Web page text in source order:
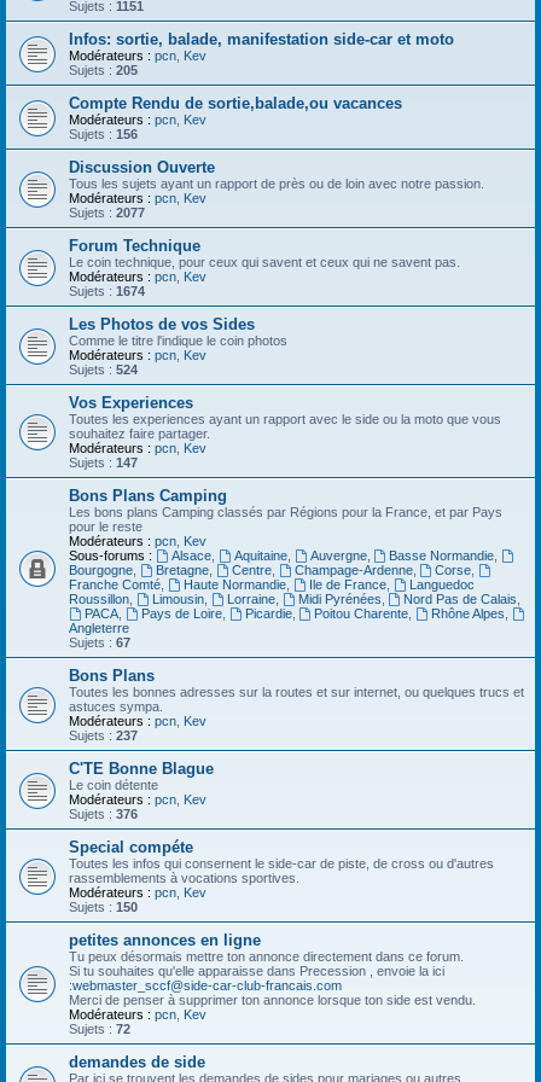
Sujets : 1151
Infos: sortie, balade, manifestation side-car et moto
Modérateurs : pcn Kev
Sujets : 205
Compte Rendu de sortie,balade,ou vacances
Modérateurs : pcn Kev
Sujets : 156
Discussion Ouverte
Tous les sujets ayant un rapport de près ou de loin avec notre passion.
Modérateurs : pcn Kev
Sujets : 2077
Forum Technique
Le coin technique, pour ceux qui savent et ceux qui ne savent pas.
Modérateurs : pcn Kev
Sujets : 1674
Les Photos de vos Sides
Comme le titre l'indique le coin photos
Modérateurs : pcn Kev
Sujets : 524
Vos Experiences
Toutes les experiences ayant un rapport avec le side ou la moto que vous
souhaitez faire partager.
Modérateurs : pcn Kev
Sujets : 147
Bons Plans Camping
Les bons plans Camping classés par Régions pour la France, et par Pays
pour le reste
Modérateurs : pcn Kev
Sous-forums :
Alsace, Aquitaine, Auvergne, Basse Normandie
Bourgogne
Bretagne, Centre, Champage-Ardenne, Corse
Franche Comté
Haute Normandie, Ile de France,
Languedoc
Roussillon
Limousin, Lorraine, Midi Pyrénées Nord Pas de Calais
PACA, Pays de Loire, Picardie, Poitou Charente Rhône Alpes
Angleterre
Sujets : 67
Bons Plans
Toutes les bonnes adresses sur la routes et sur internet, ou quelques trucs et
astuces sympa.
Modérateurs : pcn Kev
Sujets : 237
C'TE Bonne Blague
Le coin détente
Modérateurs : pcn Kev
Sujets : 376
Special compéte
Toutes les infos qui consernent le side-car de piste, de cross ou d'autres
rassemblements à vocations sportives.
Modérateurs : pcn Kev
Sujets : 150
petites annonces en ligne
Tu peux désormais mettre ton annonce directement dans ce forum.
Si tu souhaites qu'elle apparaisse dans Precession , envoie la ici
:webmaster_sccf@side-car-club-francais.com
Merci de penser à supprimer ton annonce lorsque ton side est vendu.
Modérateurs : pcn Kev
Sujets : 72
demandes de side
Par ici se trouvent les demandes de sides pour mariages ou autres